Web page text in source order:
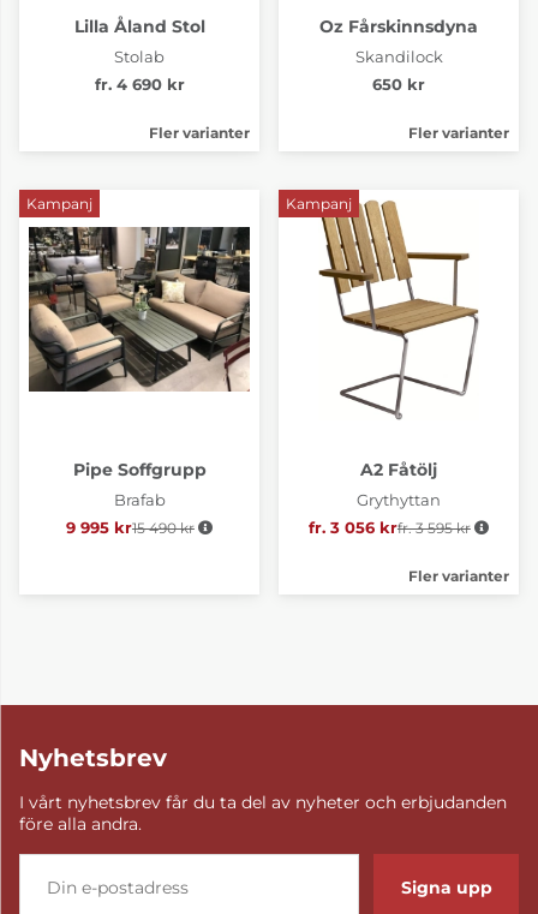
Lilla Åland Stol
Stolab
fr. 4 690 kr
Fler varianter
Oz Fårskinnsdyna
Skandilock
650 kr
Fler varianter
Kampanj
Pipe Soffgrupp
Brafab
9 995 kr Ordinarie pris:
15 490 kr
Kampanj
A2 Fåtölj
Grythyttan
fr. 3 056 krOrdinarie pris:
fr. 3 595 kr
Fler varianter
Nyhetsbrev
I vårt nyhetsbrev får du ta del av nyheter och erbjudanden
före alla andra.
Signa upp